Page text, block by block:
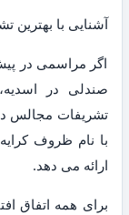
آشنایی با بهترین
اگر مراسمی در
صندلی در
تشریفات مجالس
با نام ظروف
ارائه می دهد.
برای همه اتفاق